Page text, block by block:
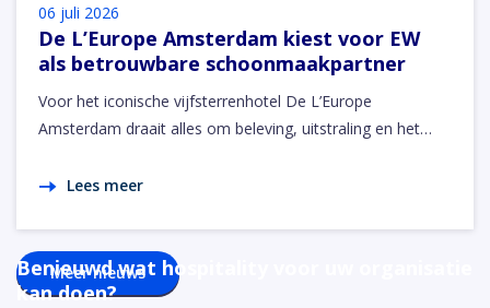
06 juli 2026
De L’Europe Amsterdam kiest voor EW
als betrouwbare schoonmaakpartner
Voor het iconische vijfsterrenhotel De L’Europe
Amsterdam draait alles om beleving, uitstraling en het…
Lees meer
Meer nieuws
Benieuwd wat hospitality voor uw organisatie
kan doen?